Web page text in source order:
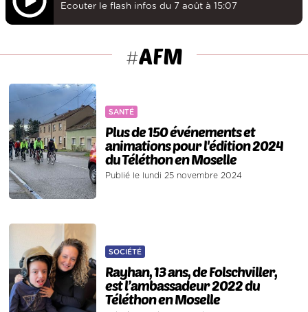
Ecouter le flash infos du 7 août à 15:07
#AFM
SANTÉ
Plus de 150 événements et
animations pour l'édition 2024
du Téléthon en Moselle
Publié le lundi 25 novembre 2024
SOCIÉTÉ
Rayhan, 13 ans, de Folschviller,
est l’ambassadeur 2022 du
Téléthon en Moselle